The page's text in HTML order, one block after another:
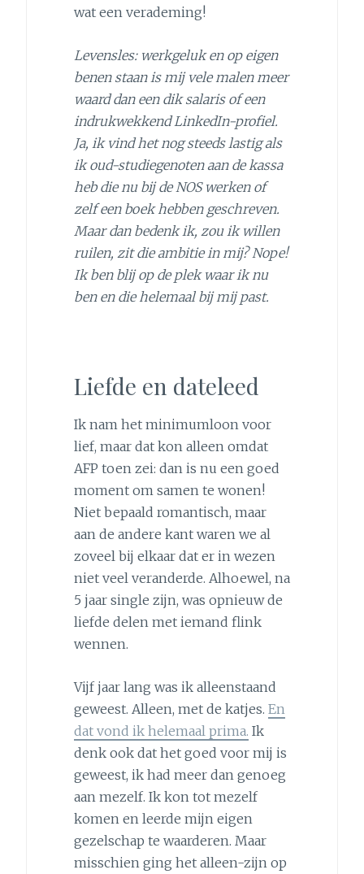
wat een verademing!
Levensles: werkgeluk en op eigen
benen staan is mij vele malen meer
waard dan een dik salaris of een
indrukwekkend LinkedIn-profiel.
Ja, ik vind het nog steeds lastig als
ik oud-studiegenoten aan de kassa
heb die nu bij de NOS werken of
zelf een boek hebben geschreven.
Maar dan bedenk ik, zou ik willen
ruilen, zit die ambitie in mij? Nope!
Ik ben blij op de plek waar ik nu
ben en die helemaal bij mij past.
Liefde en dateleed
Ik nam het minimumloon voor
lief, maar dat kon alleen omdat
AFP toen zei: dan is nu een goed
moment om samen te wonen!
Niet bepaald romantisch, maar
aan de andere kant waren we al
zoveel bij elkaar dat er in wezen
niet veel veranderde. Alhoewel, na
5 jaar single zijn, was opnieuw de
liefde delen met iemand flink
wennen.
Vijf jaar lang was ik alleenstaand
geweest. Alleen, met de katjes. En
dat vond ik helemaal prima. Ik
denk ook dat het goed voor mij is
geweest, ik had meer dan genoeg
aan mezelf. Ik kon tot mezelf
komen en leerde mijn eigen
gezelschap te waarderen. Maar
misschien ging het alleen-zijn op